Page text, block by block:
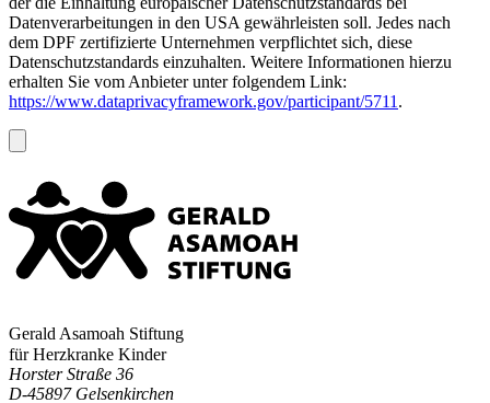
Datenverarbeitungen in den USA gewährleisten soll. Jedes nach
dem DPF zertifizierte Unternehmen verpflichtet sich, diese
Datenschutzstandards einzuhalten. Weitere Informationen hierzu
erhalten Sie vom Anbieter unter folgendem Link:
https://www.dataprivacyframework.gov/participant/5711 .
Gerald Asamoah Stiftung
für Herzkranke Kinder
Horster Straße 36
D-45897 Gelsenkirchen